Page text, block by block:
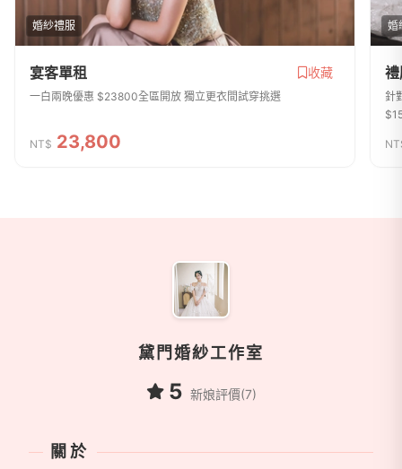
婚紗禮服
宴客單租 收藏
一白兩晚優惠 $23800全區開放 獨立更衣間試穿挑選
NT$ 23,800
婚
針
黛門婚紗工作室
5 新娘評價(7)
關於